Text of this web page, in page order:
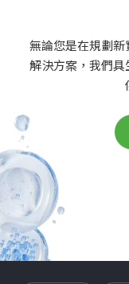
無論您是在規劃
解決方案，我們